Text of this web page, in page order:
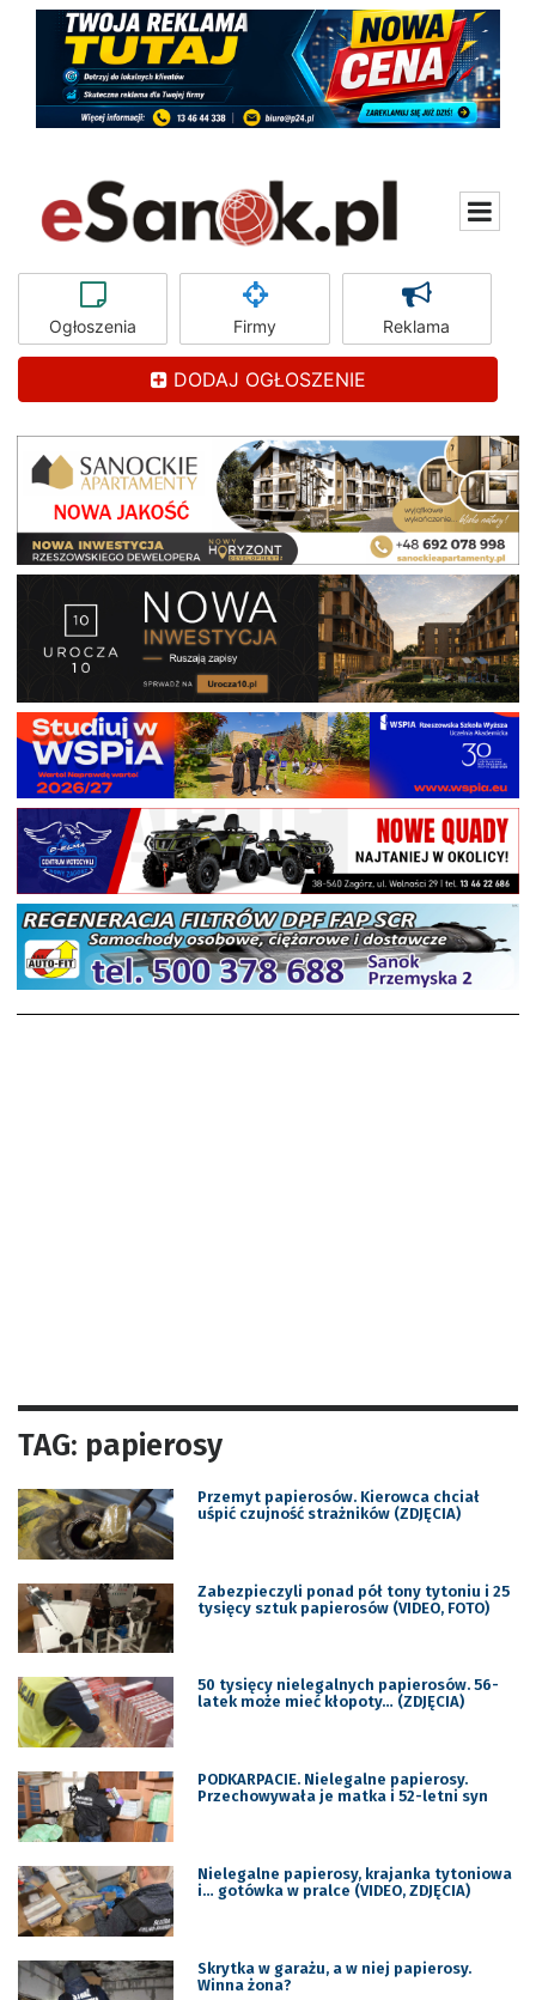
Ogłoszenia Firmy Reklama
DODAJ OGŁOSZENIE
TAG: papierosy
Przemyt papierosów. Kierowca chciał
uśpić czujność strażników (ZDJĘCIA)
Zabezpieczyli ponad pół tony tytoniu i 25
tysięcy sztuk papierosów (VIDEO, FOTO)
50 tysięcy nielegalnych papierosów. 56-
latek może mieć kłopoty… (ZDJĘCIA)
PODKARPACIE. Nielegalne papierosy.
Przechowywała je matka i 52-letni syn
Nielegalne papierosy, krajanka tytoniowa
i… gotówka w pralce (VIDEO, ZDJĘCIA)
Skrytka w garażu, a w niej papierosy.
Winna żona?